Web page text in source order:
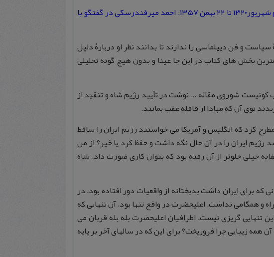
احمد میرفندرسکی، دیپلماسی و سیاست خارجی ایران از سوم شهریور۱۳۲۰ تا ۲۲ بهمن ۱۳۵۷: احمد میرفندرسکی در گفتگو با
این کتاب 273 صفحه ای دربارۀ سیاست و فن دیپلماسی را ندارند تا بدانند نظر او دربارۀ دلیل
بخش های کتاب در این جا عینا و بدون هیچ گونه تحلیلی
ارگان حزب کونیست شوروی مقاله … نوشت در تأیید رژیم شاه و تنقید از
توی آن که مبادا از قافله عقب بمانند.
مطرح کرد که انگلیس و آمریکا می خواستند رژیم ایران را ساقط
ایران را در آن حال نگه داشت و حفظ کرد یا خیر؟ از من
خیلی جلوتر از آن رفته بود که بتوان کاری صورت داد. شاه
که برای ایران داشت بدبختانه از واقعیات دور افتاده بود. در
و همگامی نداشت. اعلیحضرت در واقع تنها بود. آن تنهایی که
گریزی نیست. اطرافیان اعلیحضرت بله بله قربان می
زیبایی چرا فروریخت؟ برای این که در سالهای آخر بر پایه